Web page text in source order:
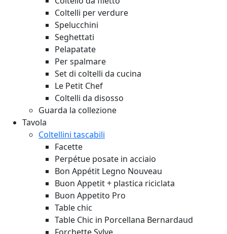
Coltelli per verdure
Spelucchini
Seghettati
Pelapatate
Per spalmare
Set di coltelli da cucina
Le Petit Chef
Coltelli da disosso
Guarda la collezione
Tavola
Coltellini tascabili
Facette
Perpétue posate in acciaio
Bon Appétit Legno Nouveau
Buon Appetit + plastica riciclata
Buon Appetito Pro
Table chic
Table Chic in Porcellana Bernardaud